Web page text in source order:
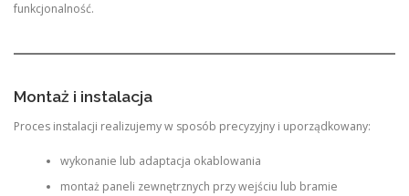
funkcjonalność.
Montaż i instalacja
Proces instalacji realizujemy w sposób precyzyjny i uporządkowany:
wykonanie lub adaptacja okablowania
montaż paneli zewnętrznych przy wejściu lub bramie